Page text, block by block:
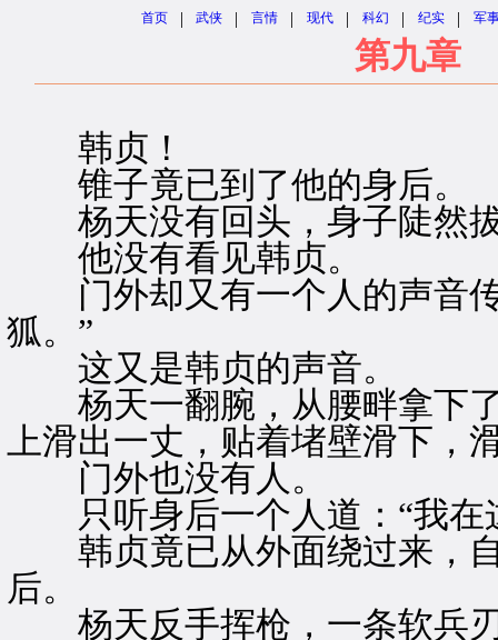
首页 | 武侠 | 言情 | 现代 | 科幻 | 纪实 | 军
第九章
韩贞！
锥子竟已到了他的身后。
杨天没有回头，身子陡然拔
他没有看见韩贞。
门外却又有一个人的声音传
狐。”
这又是韩贞的声音。
杨天一翻腕，从腰畔拿下了
上滑出一丈，贴着堵壁滑下，
门外也没有人。
只听身后一个人道：“我在
韩贞竟已从外面绕过来，自
后。
杨天反手挥枪，一条软兵刃